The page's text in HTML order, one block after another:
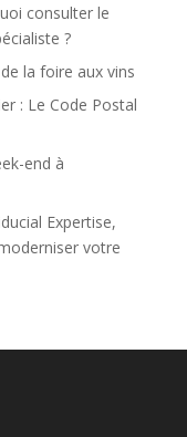
consulter le
?
la foire aux vins
: Le Code Postal
end à
Expertise,
votre